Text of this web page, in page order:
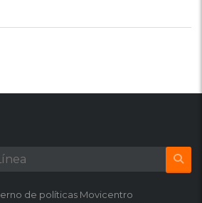
de políticas Movicentro